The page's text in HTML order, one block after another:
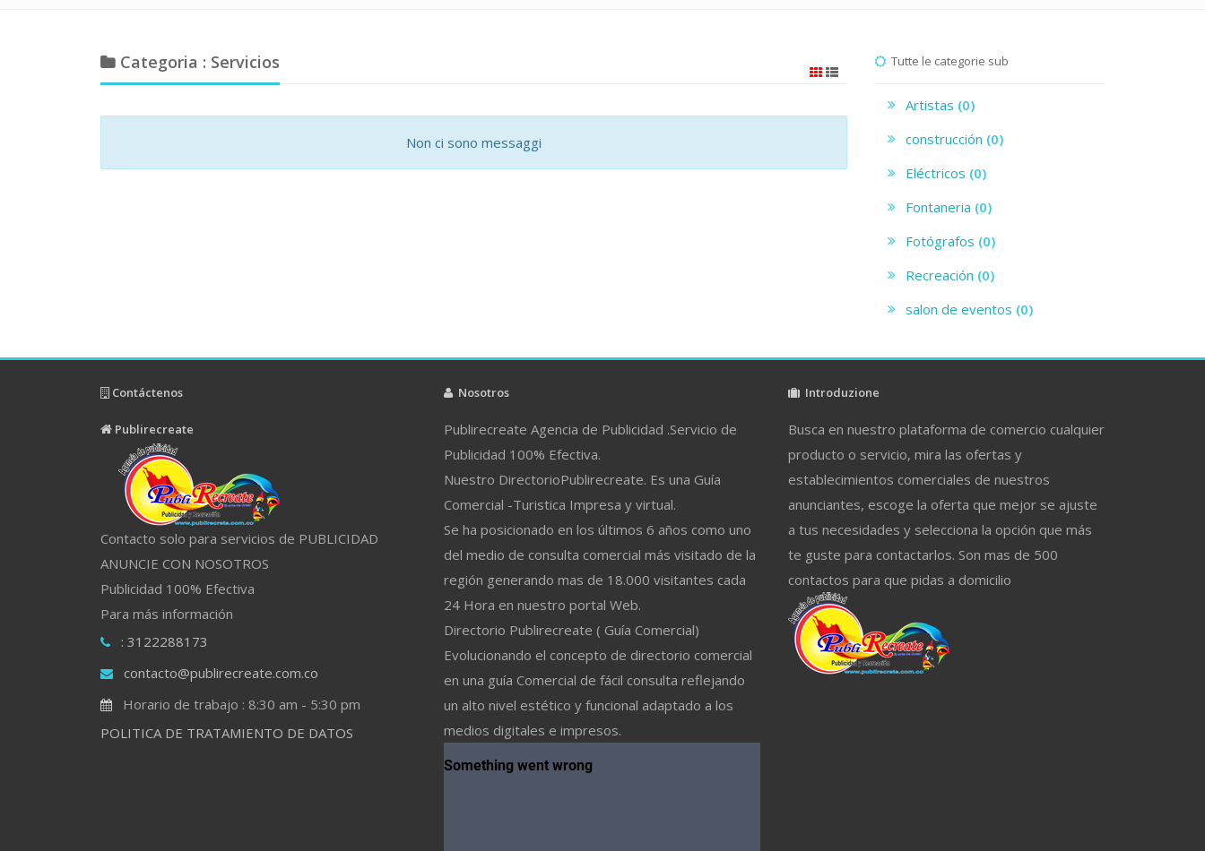
Categoria : Servicios
Non ci sono messaggi
Tutte le categorie sub
Artistas
(0)
construcción
(0)
Eléctricos
(0)
Fontaneria
(0)
Fotógrafos
(0)
Recreación
(0)
salon de eventos
(0)
Contáctenos
Publirecreate
Contacto solo para servicios de PUBLICIDAD
ANUNCIE CON NOSOTROS
Publicidad 100% Efectiva
Para más información
: 3122288173
contacto@publirecreate.com.co
Horario de trabajo : 8:30 am - 5:30 pm
POLITICA DE TRATAMIENTO DE DATOS
Nosotros
Publirecreate Agencia de Publicidad .Servicio de
Publicidad 100% Efectiva.
Nuestro DirectorioPublirecreate. Es una Guía
Comercial -Turistica Impresa y virtual.
Se ha posicionado en los últimos 6 años como uno
del medio de consulta comercial más visitado de la
región generando mas de 18.000 visitantes cada
24 Hora en nuestro portal Web.
Directorio Publirecreate ( Guía Comercial)
Evolucionando el concepto de directorio comercial
en una guía Comercial de fácil consulta reflejando
un alto nivel estético y funcional adaptado a los
medios digitales e impresos.
Introduzione
Busca en nuestro plataforma de comercio cualquier
producto o servicio, mira las ofertas y
establecimientos comerciales de nuestros
anunciantes, escoge la oferta que mejor se ajuste
a tus necesidades y selecciona la opción que más
te guste para contactarlos. Son mas de 500
contactos para que pidas a domicilio